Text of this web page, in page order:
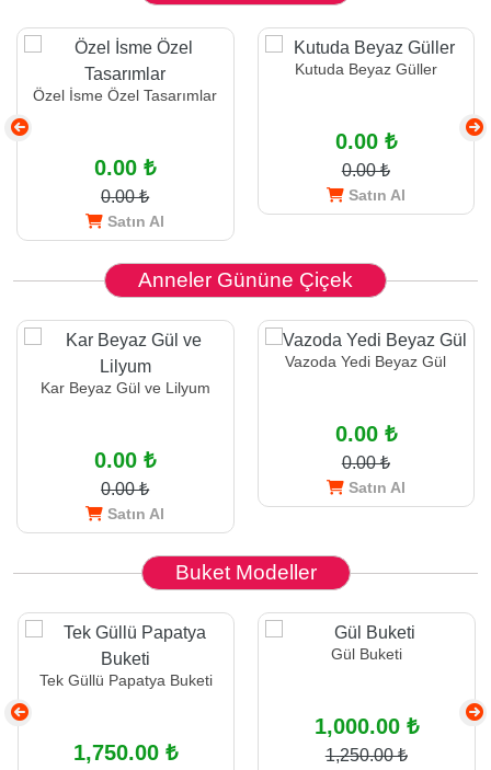
Özel İsme Özel Tasarımlar
0.00 ₺
0.00 ₺
Satın Al
Kutuda Beyaz Güller
0.00 ₺
0.00 ₺
Satın Al
Anneler Gününe Çiçek
Kar Beyaz Gül ve Lilyum
0.00 ₺
0.00 ₺
Satın Al
Vazoda Yedi Beyaz Gül
0.00 ₺
0.00 ₺
Satın Al
Buket Modeller
Tek Güllü Papatya Buketi
1,750.00 ₺
Gül Buketi
1,000.00 ₺
1,250.00 ₺